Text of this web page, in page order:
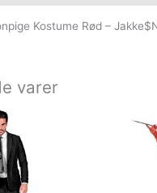
Kostume Rød –
varer